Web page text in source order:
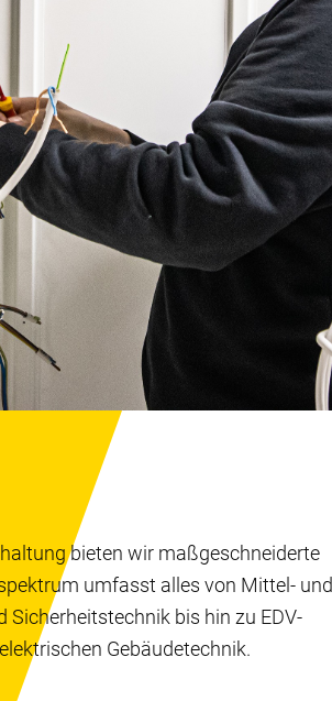
bieten wir maßgeschneiderte
umfasst alles von Mittel- und
bis hin zu EDV-
Gebäudetechnik.